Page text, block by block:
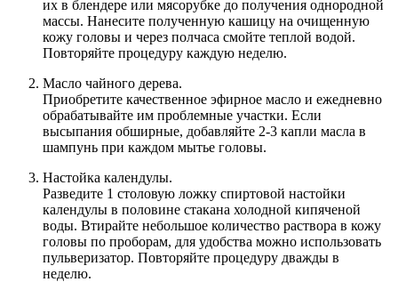
их в блендере или мясорубке до получения однородной
массы. Нанесите полученную кашицу на очищенную
кожу головы и через полчаса смойте теплой водой.
Повторяйте процедуру каждую неделю.
Масло чайного дерева.
Приобретите качественное эфирное масло и ежедневно
обрабатывайте им проблемные участки. Если
высыпания обширные, добавляйте 2-3 капли масла в
шампунь при каждом мытье головы.
Настойка календулы.
Разведите 1 столовую ложку спиртовой настойки
календулы в половине стакана холодной кипяченой
воды. Втирайте небольшое количество раствора в кожу
головы по проборам, для удобства можно использовать
пульверизатор. Повторяйте процедуру дважды в
неделю.